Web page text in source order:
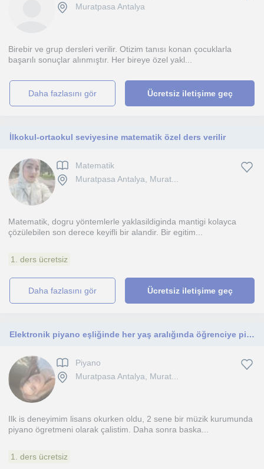
Muratpasa Antalya
Birebir ve grup dersleri verilir. Otizim tanısı konan çocuklarla
başarılı sonuçlar alınmıştır. Her bireye özel yakl...
daha fazlasını gör Ücretsiz iletişime geç
İlkokul-ortaokul seviyesine matematik özel ders verilir
Matematik
Muratpasa Antalya, Murat...
Matematik, dogru yöntemlerle yaklasildiginda mantigi kolayca
çözülebilen son derece keyifli bir alandir. Bir egitim...
1. ders ücretsiz
daha fazlasını gör Ücretsiz iletişime geç
Elektronik piyano eşliğinde her yaş aralığında öğrenciye piyano dersi veriyorum
Piyano
Muratpasa Antalya, Murat...
Ilk is deneyimim lisans okurken oldu, 2 sene bir müzik kurumunda
piyano ögretmeni olarak çalistim. Daha sonra baska...
1. ders ücretsiz